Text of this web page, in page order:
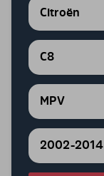
Citroën
C8
MPV
2002-2014